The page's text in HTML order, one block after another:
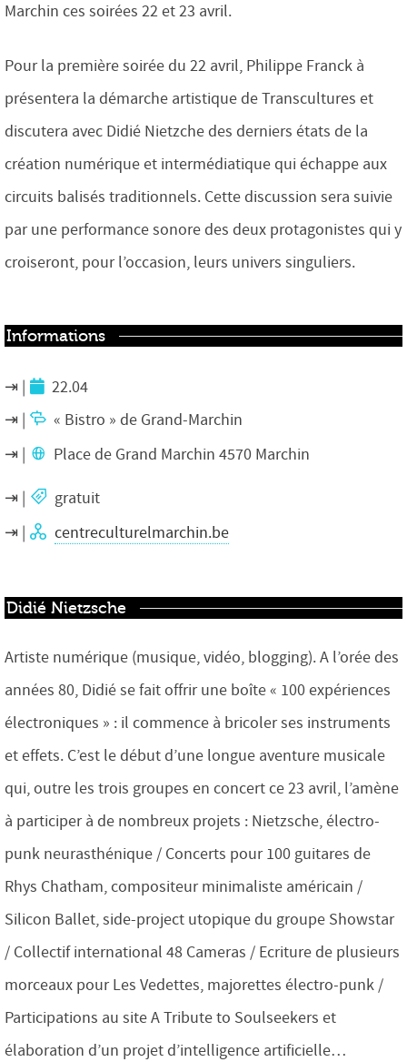
Marchin ces soirées 22 et 23 avril.
Pour la première soirée du 22 avril, Philippe Franck à
présentera la démarche artistique de Transcultures et
discutera avec Didié Nietzche des derniers états de la
création numérique et intermédiatique qui échappe aux
circuits balisés traditionnels. Cette discussion sera suivie
par une performance sonore des deux protagonistes qui y
croiseront, pour l’occasion, leurs univers singuliers.
Informations
22.04
« Bistro » de Grand-Marchin
Place de Grand Marchin 4570 Marchin
gratuit
centreculturelmarchin.be
Didié Nietzsche
Artiste numérique (musique, vidéo, blogging). A l’orée des
années 80, Didié se fait offrir une boîte « 100 expériences
électroniques » : il commence à bricoler ses instruments
et effets. C’est le début d’une longue aventure musicale
qui, outre les trois groupes en concert ce 23 avril, l’amène
à participer à de nombreux projets : Nietzsche, électro-
punk neurasthénique / Concerts pour 100 guitares de
Rhys Chatham, compositeur minimaliste américain /
Silicon Ballet, side-project utopique du groupe Showstar
/ Collectif international 48 Cameras / Ecriture de plusieurs
morceaux pour Les Vedettes, majorettes électro-punk /
Participations au site A Tribute to Soulseekers et
élaboration d’un projet d’intelligence artificielle…